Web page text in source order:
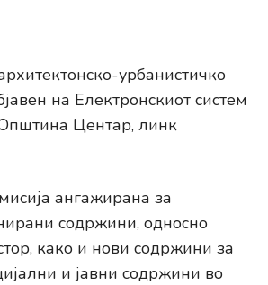
урбанистичко
на Електронскиот систем
Центар, линк
ангажирана за
содржини, односно
како и нови содржини за
и јавни содржини во